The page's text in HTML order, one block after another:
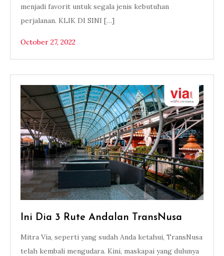
menjadi favorit untuk segala jenis kebutuhan
perjalanan. KLIK DI SINI […]
October 27, 2022
Ini Dia 3 Rute Andalan TransNusa
Mitra Via, seperti yang sudah Anda ketahui, TransNusa
telah kembali mengudara. Kini, maskapai yang dulunya